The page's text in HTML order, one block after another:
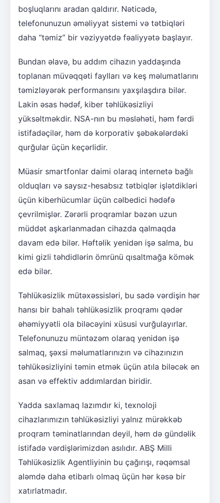
boşluqlarını aradan qaldırır. Nəticədə,
telefonunuzun əməliyyat sistemi və tətbiqləri
daha “təmiz” bir vəziyyətdə fəaliyyətə başlayır.
Bundan əlavə, bu addım cihazın yaddaşında
toplanan müvəqqəti faylları və keş məlumatlarını
təmizləyərək performansını yaxşılaşdıra bilər.
Lakin əsas hədəf, kiber təhlükəsizliyi
yüksəltməkdir. NSA-nın bu məsləhəti, həm fərdi
istifadəçilər, həm də korporativ şəbəkələrdəki
qurğular üçün keçərlidir.
Müasir smartfonlar daimi olaraq internetə bağlı
olduqları və saysız-hesabsız tətbiqlər işlətdikləri
üçün kiberhücumlar üçün cəlbedici hədəfə
çevrilmişlər. Zərərli proqramlar bəzən uzun
müddət aşkarlanmadan cihazda qalmaqda
davam edə bilər. Həftəlik yenidən işə salma, bu
kimi gizli təhdidlərin ömrünü qısaltmağa kömək
edə bilər.
Təhlükəsizlik mütəxəssisləri, bu sadə vərdişin hər
hansı bir bahalı təhlükəsizlik proqramı qədər
əhəmiyyətli ola biləcəyini xüsusi vurğulayırlar.
Telefonunuzu müntəzəm olaraq yenidən işə
salmaq, şəxsi məlumatlarınızın və cihazınızın
təhlükəsizliyini təmin etmək üçün atıla biləcək ən
asan və effektiv addımlardan biridir.
Yadda saxlamaq lazımdır ki, texnoloji
cihazlarımızın təhlükəsizliyi yalnız mürəkkəb
proqram təminatlarından deyil, həm də gündəlik
istifadə vərdişlərimizdən asılıdır. ABŞ Milli
Təhlükəsizlik Agentliyinin bu çağırışı, rəqəmsal
aləmdə daha etibarlı olmaq üçün hər kəsə bir
xatırlatmadır.